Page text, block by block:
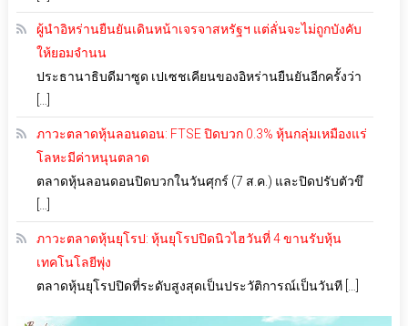
ผู้นำอิหร่านยืนยันเดินหน้าเจรจาสหรัฐฯ แต่ลั่นจะไม่ถูกบังคับ
ให้ยอมจำนน
ประธานาธิบดีมาซูด เปเซชเคียนของอิหร่านยืนยันอีกครั้งว่า
ภาวะตลาดหุ้นลอนดอน: FTSE ปิดบวก 0.3% หุ้นกลุ่มเหมืองแร่
โลหะมีค่าหนุนตลาด
ตลาดหุ้นลอนดอนปิดบวกในวันศุกร์ (7 ส.ค.) และปิดปรับตัวขึ
ภาวะตลาดหุ้นยุโรป: หุ้นยุโรปปิดนิวไฮวันที่ 4 ขานรับหุ้น
เทคโนโลยีพุ่ง
ตลาดหุ้นยุโรปปิดที่ระดับสูงสุดเป็นประวัติการณ์เป็นวันที […]